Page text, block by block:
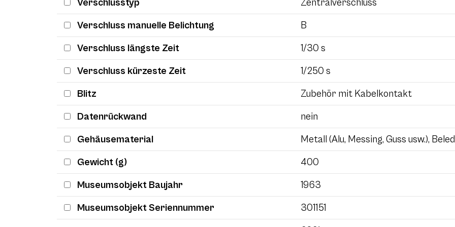
Verschlusstyp Zentralverschluss
Verschluss manuelle Belichtung B
Verschluss längste Zeit 1/30 s
Verschluss kürzeste Zeit 1/250 s
Blitz Zubehör mit Kabelkontakt
Datenrückwand nein
Gehäusematerial Metall (Alu, Messing, Guss usw.),
Gewicht (g) 400
Museumsobjekt Baujahr 1963
Museumsobjekt Seriennummer 301151